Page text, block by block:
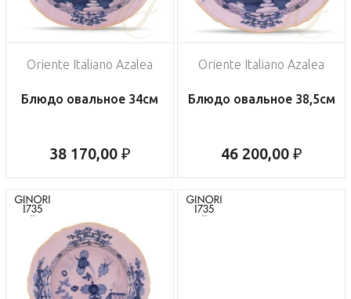
Oriente Italiano Azalea
Блюдо овальное 34см
38 170,00 ₽
Oriente Italiano Azalea
Блюдо овальное 38,5см
46 200,00 ₽